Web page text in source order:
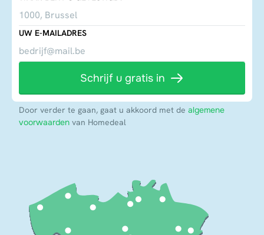
UW E-MAILADRES
Schrijf u gratis in
Door verder te gaan, gaat u akkoord met de algemene
voorwaarden van Homedeal